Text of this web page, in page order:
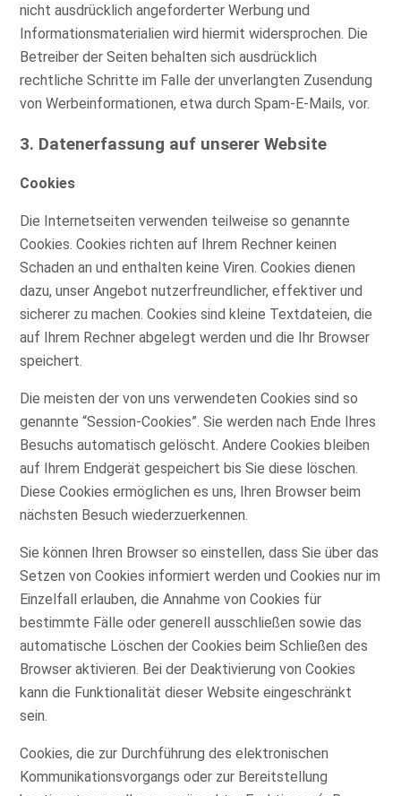
nicht ausdrücklich angeforderter Werbung und
Informationsmaterialien wird hiermit widersprochen. Die
Betreiber der Seiten behalten sich ausdrücklich
rechtliche Schritte im Falle der unverlangten Zusendung
von Werbeinformationen, etwa durch Spam-E-Mails, vor.
3. Datenerfassung auf unserer Website
Cookies
Die Internetseiten verwenden teilweise so genannte
Cookies. Cookies richten auf Ihrem Rechner keinen
Schaden an und enthalten keine Viren. Cookies dienen
dazu, unser Angebot nutzerfreundlicher, effektiver und
sicherer zu machen. Cookies sind kleine Textdateien, die
auf Ihrem Rechner abgelegt werden und die Ihr Browser
speichert.
Die meisten der von uns verwendeten Cookies sind so
genannte “Session-Cookies”. Sie werden nach Ende Ihres
Besuchs automatisch gelöscht. Andere Cookies bleiben
auf Ihrem Endgerät gespeichert bis Sie diese löschen.
Diese Cookies ermöglichen es uns, Ihren Browser beim
nächsten Besuch wiederzuerkennen.
Sie können Ihren Browser so einstellen, dass Sie über das
Setzen von Cookies informiert werden und Cookies nur im
Einzelfall erlauben, die Annahme von Cookies für
bestimmte Fälle oder generell ausschließen sowie das
automatische Löschen der Cookies beim Schließen des
Browser aktivieren. Bei der Deaktivierung von Cookies
kann die Funktionalität dieser Website eingeschränkt
sein.
Cookies, die zur Durchführung des elektronischen
Kommunikationsvorgangs oder zur Bereitstellung